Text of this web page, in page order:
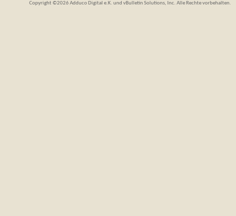
Copyright ©2026 Adduco Digital e.K. und vBulletin Solutions, Inc. Alle Rechte vorbehalten.